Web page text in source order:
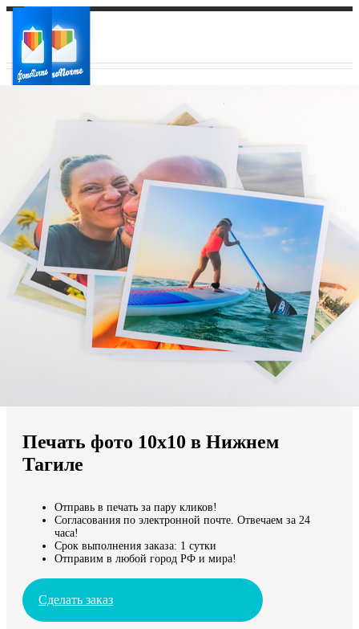
Ваш регион доставки
Выберите из списка:
Мы доставляем по всему миру
Продолжить без города
Печать фото 10х10 в Нижнем
Тагиле
Отправь в печать за пару кликов!
Согласования по электронной почте. Отвечаем за 24
часа!
Срок выполнения заказа: 1 сутки
Отправим в любой город РФ и мира!
Сделать заказ